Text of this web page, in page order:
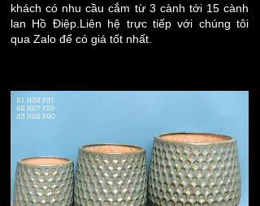
khách có nhu cầu cắm từ 3 cành tới 15 cành
lan Hồ Điệp.Liên hệ trực tiếp với chúng tôi
qua Zalo để có giá tốt nhất.